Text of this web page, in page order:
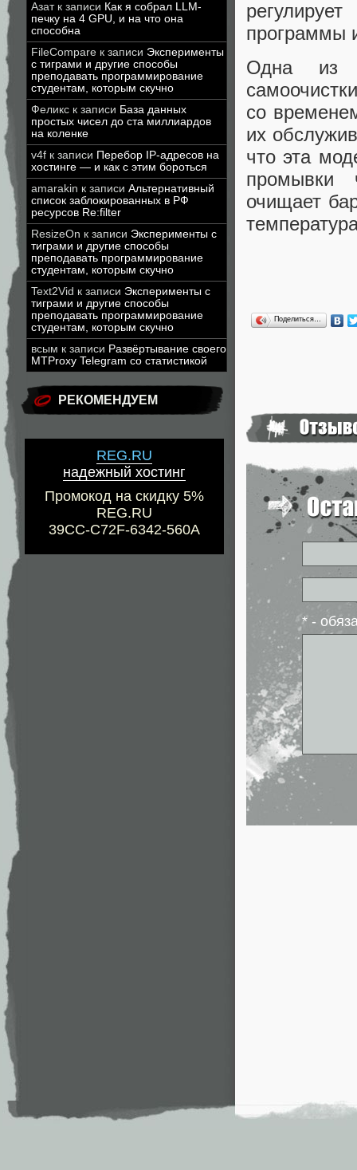
Азатк записи Как я собрал LLM-
печку на 4 GPU, и на что она
способна
FileCompare к записи Эксперименты
с тиграми и другие способы
преподавать программирование
студентам, которым скучно
Феликс к записи База данных
простых чисел до ста миллиардов
на коленке
v4f к записи Перебор IP-адресов на
хостинге — и как с этим бороться
amarakin к записи Альтернативный
список заблокированных в РФ
ресурсов Re:filter
ResizeOn к записи Эксперименты с
тиграми и другие способы
преподавать программирование
студентам, которым скучно
Text2Vid к записи Эксперименты с
тиграми и другие способы
преподавать программирование
студентам, которым скучно
всым к записи Развёртывание своего
MTProxy Telegram со статистикой
РЕКОМЕНДУЕМ
REG.RU
надежный хостинг
Промокод на скидку 5%
REG.RU
39CC-C72F-6342-560A
программы
Одна из
со
их
что эта
промывки
очищает
Поделиться…
* -